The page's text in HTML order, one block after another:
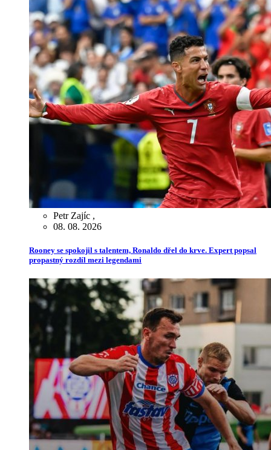
Petr Zajíc ,
08. 08. 2026
Rooney se spokojil s talentem, Ronaldo dřel do krve. Expert popsal
propastný rozdíl mezi legendami